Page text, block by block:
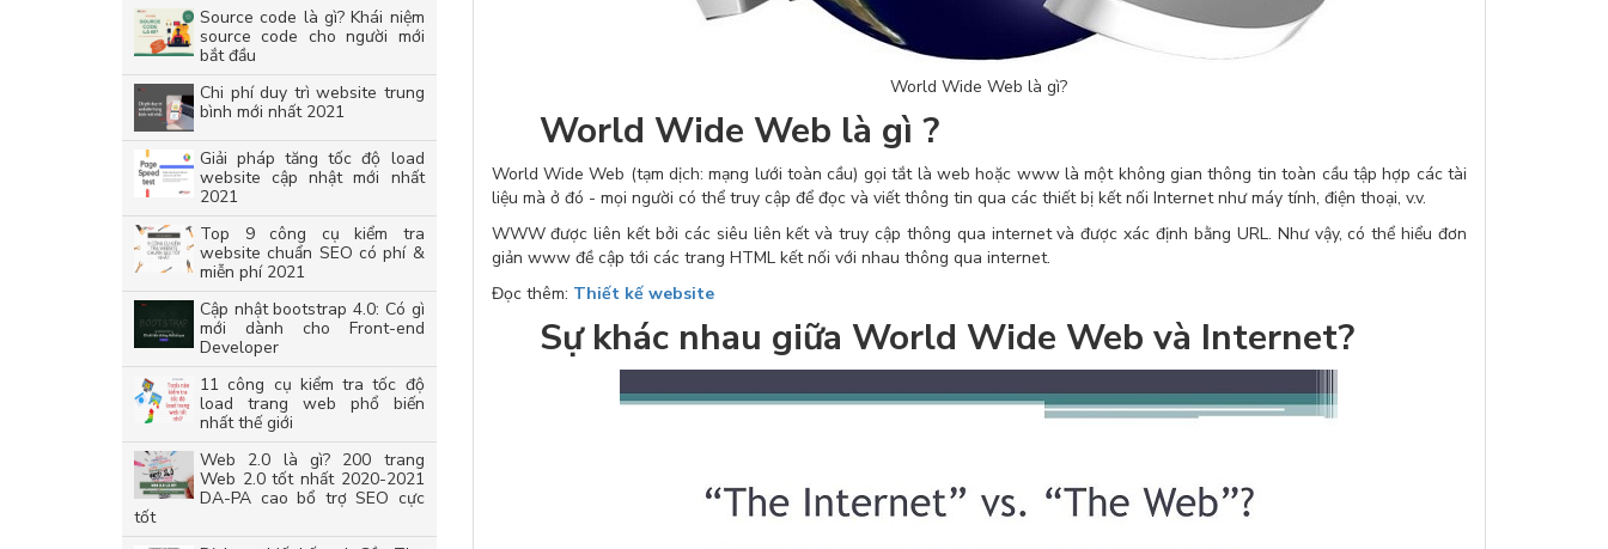
World Wide Web là gì?
World Wide Web là gì ?
World Wide Web (tạm dịch: mạng lưới toàn cầu) gọi tắt là web hoặc www là một không gian thông tin toàn cầu tập hợp các tài
liệu mà ở đó - mọi người có thể truy cập để đọc và viết thông tin qua các thiết bị kết nối Internet như máy tính, điện thoại, v.v.
WWW được liên kết bởi các siêu liên kết và truy cập thông qua internet và được xác định bằng URL. Như vậy, có thể hiểu đơn
giản www đề cập tới các trang HTML kết nối với nhau thông qua internet.
Đọc thêm: Thiết kế website
Sự khác nhau giữa World Wide Web và Internet?
Source code là gì? Khái niệm
source code cho người mới
bắt đầu
Chi phí duy trì website trung
bình mới nhất 2021
Giải pháp tăng tốc độ load
website cập nhật mới nhất
2021
Top 9 công cụ kiểm tra
website chuẩn SEO có phí &
miễn phí 2021
Cập nhật bootstrap 4.0: Có gì
mới dành cho Front-end
Developer
11 công cụ kiểm tra tốc độ
load trang web phổ biến
nhất thế giới
Web 2.0 là gì? 200 trang
Web 2.0 tốt nhất 2020-2021
DA-PA cao bổ trợ SEO cực
tốt